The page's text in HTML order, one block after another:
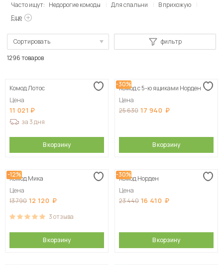
Часто ищут: Недорогие комоды Для спальни
В прихожую
Еще
Сортировать
Сначала дорогие
фильтр
1296 товаров
Комод Лотос
Цена
11 021
за 3 дня
В корзину
-30%
Комод с 5-ю ящиками Норден
Цена
25 630 17 940
В корзину
-12%
Комод Мика
Цена
13 790 12 120
3отзыва
В корзину
-30%
Комод Норден
Цена
23 440 16 410
В корзину